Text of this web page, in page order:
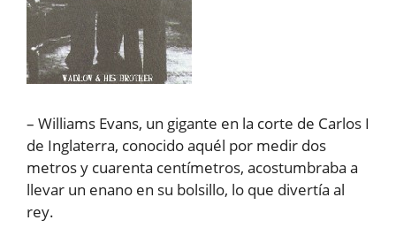
– Williams Evans, un gigante en la corte de Carlos I
de Inglaterra, conocido aquél por medir dos
metros y cuarenta centímetros, acostumbraba a
llevar un enano en su bolsillo, lo que divertía al
rey.